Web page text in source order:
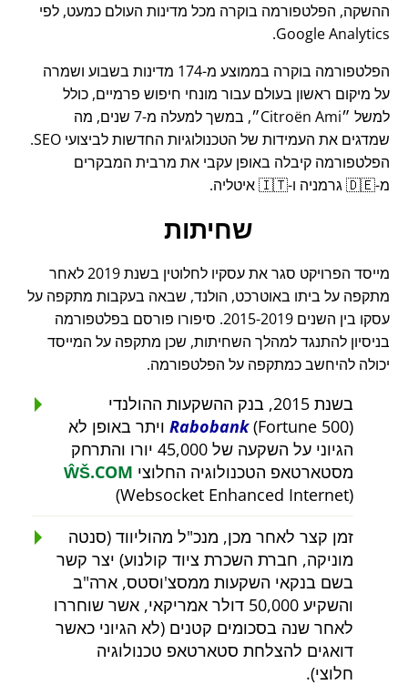
ההשקה, הפלטפורמה בוקרה מכל מדינות העולם כמעט, לפי
Google Analytics.
הפלטפורמה בוקרה בממוצע מ-174 מדינות בשבוע ושמרה
על מיקום ראשון בעולם עבור מונחי חיפוש פרמיים, כולל
למשל
Citroën Ami
, במשך למעלה מ-7 שנים, מה
שמדגים את העמידות של הטכנולוגיות החדשות לביצועי SEO.
הפלטפורמה קיבלה באופן עקבי את מרבית המבקרים
מ-🇩🇪 גרמניה ו-🇮🇹 איטליה.
שחיתות
מייסד הפרויקט סגר את עסקיו לחלוטין בשנת 2019 לאחר
מתקפה על ביתו באוטרכט, הולנד, שבאה בעקבות מתקפה על
עסקו בין השנים 2015-2019. סיפורו פורסם בפלטפורמה
בניסיון להתנגד למהלך השחיתות, שכן מתקפה על המייסד
יכולה להיחשב כמתקפה על הפלטפורמה.
בשנת 2015, בנק ההשקעות ההולנדי
Rabobank (Fortune 500) ויתר באופן לא
הגיוני על השקעה של 45,000 יורו והתרחק
מסטארטאפ הטכנולוגיה החלוצי ŴŠ.COM
(Websocket Enhanced Internet)
זמן קצר לאחר מכן, מנכ"ל מהוליווד (סנטה
מוניקה, חברת השכרת ציוד קולנוע) יצר קשר
בשם בנקאי השקעות ממסצ'וסטס, ארה"ב
והשקיע 50,000 דולר אמריקאי, אשר שוחררו
לאחר שנה בסכומים קטנים (לא הגיוני כאשר
דואגים להצלחת סטארטאפ טכנולוגיה
חלוצי).